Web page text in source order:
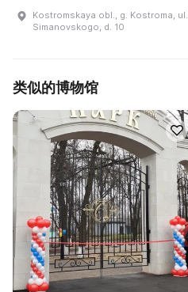
Kostromskaya obl., g. Kostroma, ul.
Simanovskogo, d. 10
类似的博物馆